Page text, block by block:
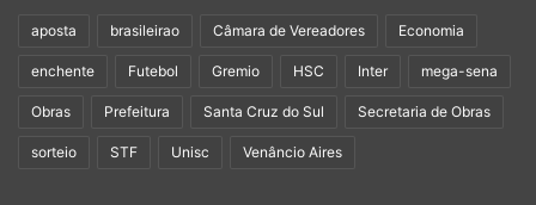
aposta brasileirao Câmara de Vereadores Economia
enchente Futebol Gremio HSC Inter mega-sena
Obras Prefeitura Santa Cruz do Sul Secretaria de Obras
sorteio STF Unisc Venâncio Aires